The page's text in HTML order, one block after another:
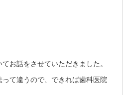
お話をさせていただきました。
て違うので、できれば歯科医院